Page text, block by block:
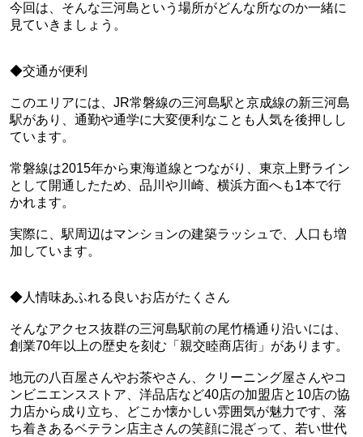
今回は、そんな三河島という場所がどんな所なのか一緒に
見ていきましょう。
◆交通が便利
このエリアには、JR常磐線の三河島駅と京成線の新三河島
駅があり、通勤や通学に大変便利なことも人気を後押しし
ています。
常磐線は2015年から東海道線とつながり、東京上野ライン
として開通したため、品川や川崎、横浜方面へも1本で行
かれます。
実際に、駅周辺はマンションの建築ラッシュで、人口も増
加しています。
◆人情味あふれる良いお店がたくさん
そんなアクセス抜群の三河島駅前の尾竹橋通り沿いには、
創業70年以上の歴史を刻む「親交睦商店街」があります。
地元の八百屋さんやお茶やさん、クリーニング屋さんやコ
ンビニエンスストア、洋品店など40店の加盟店と10店の協
力店から成り立ち、どこか懐かしい雰囲気が魅力です、落
ち着きあるベテラン店主さんの笑顔に混ざって、若い世代